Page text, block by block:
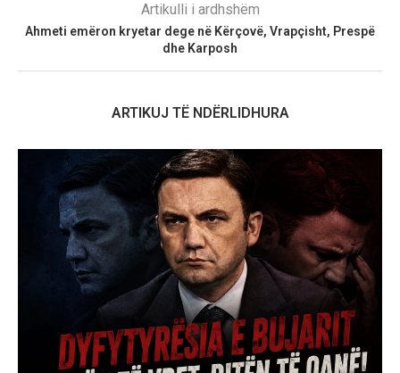
Artikulli i ardhshëm
Ahmeti emëron kryetar dege në Kërçovë, Vrapçisht, Prespë
dhe Karposh
ARTIKUJ TË NDËRLIDHURA